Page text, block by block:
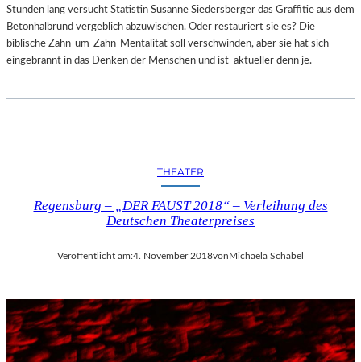
Stunden lang versucht Statistin Susanne Siedersberger das Graffitie aus dem
Betonhalbrund vergeblich abzuwischen. Oder restauriert sie es? Die
biblische Zahn-um-Zahn-Mentalität soll verschwinden, aber sie hat sich
eingebrannt in das Denken der Menschen und ist aktueller denn je.
THEATER
Regensburg – „DER FAUST 2018“ – Verleihung des
Deutschen Theaterpreises
Veröffentlicht am:4. November 2018von Michaela Schabel